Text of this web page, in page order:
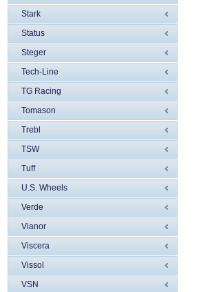
Stark
Status
Steger
Tech-Line
TG Racing
Tomason
Trebl
TSW
Tuff
U.S. Wheels
Verde
Vianor
Viscera
Vissol
VSN